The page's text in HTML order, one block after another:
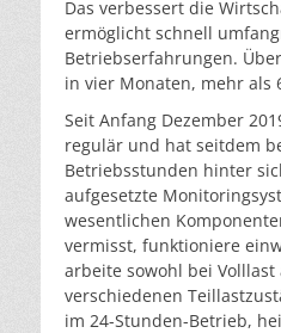
Das verbessert die
ermöglicht schnell
Betriebserfahrungen.
in vier Monaten, mehr als
Seit Anfang Dezember
regulär und hat seitdem
Betriebsstunden hinter
aufgesetzte
wesentlichen
vermisst, funktioniere
arbeite sowohl bei Volllast
verschiedenen
im 24-Stunden-Betrieb,